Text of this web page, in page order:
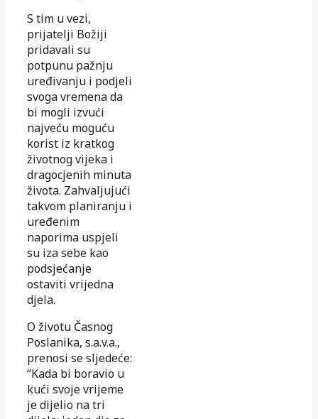
S tim u vezi,
prijatelji Božiji
pridavali su
potpunu pažnju
uređivanju i podjeli
svoga vremena da
bi mogli izvući
najveću moguću
korist iz kratkog
životnog vijeka i
dragocjenih minuta
života. Zahvaljujući
takvom planiranju i
uređenim
naporima uspjeli
su iza sebe kao
podsjećanje
ostaviti vrijedna
djela.
O životu Časnog
Poslanika, s.a.v.a.,
prenosi se sljedeće:
“Kada bi boravio u
kući svoje vrijeme
je dijelio na tri